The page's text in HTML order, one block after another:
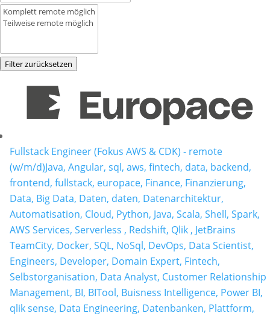
Filter zurücksetzen
Fullstack Engineer (Fokus AWS & CDK) - remote
(w/m/d)Java, Angular, sql, aws, fintech, data, backend,
frontend, fullstack, europace, Finance, Finanzierung,
Data, Big Data, Daten, daten, Datenarchitektur,
Automatisation, Cloud, Python, Java, Scala, Shell, Spark,
AWS Services, Serverless , Redshift, Qlik , JetBrains
TeamCity, Docker, SQL, NoSql, DevOps, Data Scientist,
Engineers, Developer, Domain Expert, Fintech,
Selbstorganisation, Data Analyst, Customer Relationship
Management, BI, BITool, Buisness Intelligence, Power BI,
qlik sense, Data Engineering, Datenbanken, Plattform,